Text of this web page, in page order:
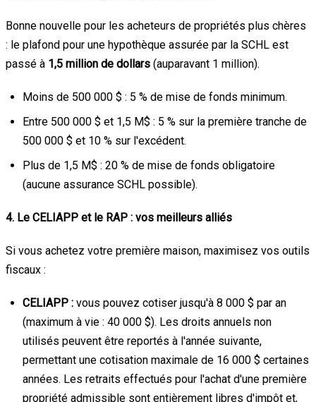
Bonne nouvelle pour les acheteurs de propriétés plus chères
: le plafond pour une hypothèque assurée par la SCHL est
passé à 1,5 million de dollars (auparavant 1 million).
Moins de 500 000 $ : 5 % de mise de fonds minimum.
Entre 500 000 $ et 1,5 M$ : 5 % sur la première tranche de
500 000 $ et 10 % sur l'excédent.
Plus de 1,5 M$ : 20 % de mise de fonds obligatoire
(aucune assurance SCHL possible).
4. Le CELIAPP et le RAP : vos meilleurs alliés
Si vous achetez votre première maison, maximisez vos outils
fiscaux :
CELIAPP : vous pouvez cotiser jusqu'à 8 000 $ par an
(maximum à vie : 40 000 $). Les droits annuels non
utilisés peuvent être reportés à l'année suivante,
permettant une cotisation maximale de 16 000 $ certaines
années. Les retraits effectués pour l'achat d'une première
propriété admissible sont entièrement libres d'impôt et,